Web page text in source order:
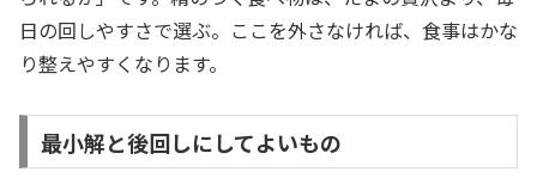
日の回しやすさで選ぶ。ここを外さなければ、食事はかな
り整えやすくなります。
最小解と後回しにしてよいもの